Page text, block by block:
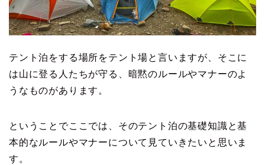
テント泊をする場所をテント場と言いますが、そこに
は山に登る人たちが守る、暗黙のルールやマナーのよ
うなものがあります。
ということでここでは、そのテント泊の基礎知識と基
本的なルールやマナーについて見ていきたいと思いま
す。